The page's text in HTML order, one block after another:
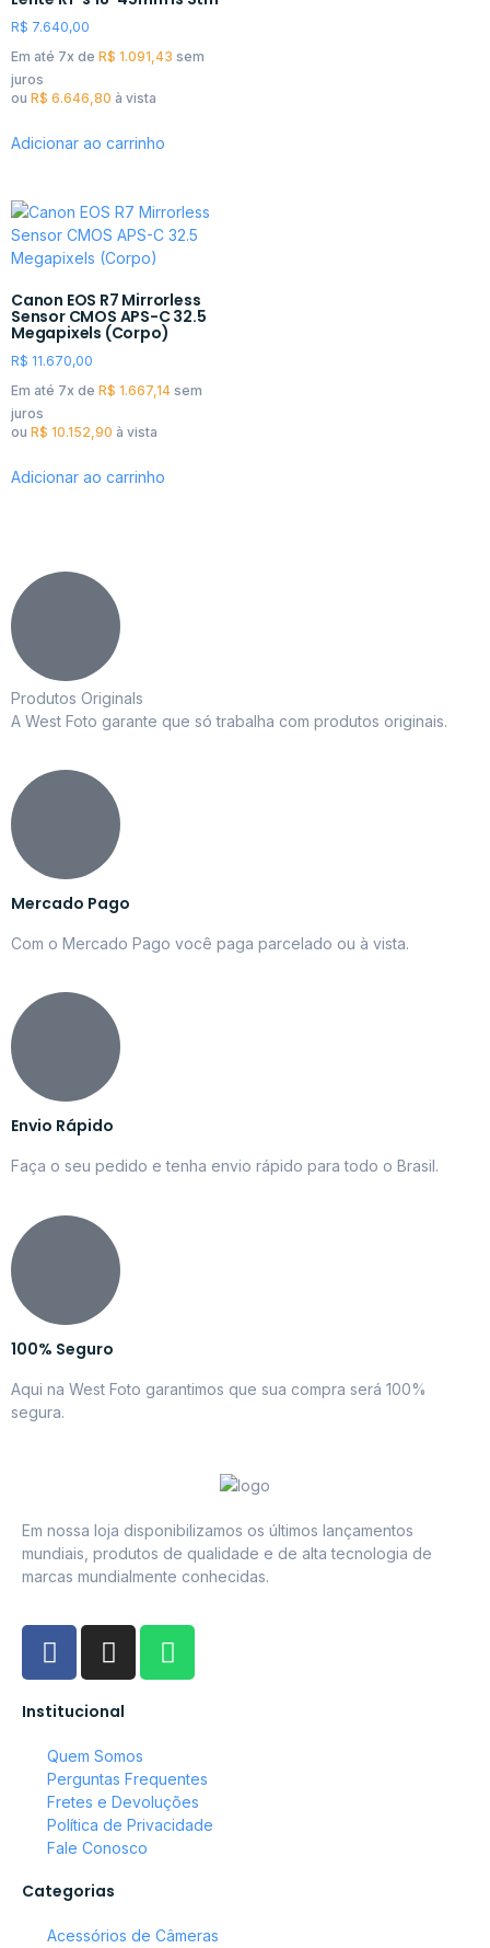
R$ 7.640,00
Em até 7x de R$ 1.091,43 sem
juros
ou R$ 6.646,80 à vista
Adicionar ao carrinho
Canon EOS R7 Mirrorless
Sensor CMOS APS-C 32.5
Megapixels (Corpo)
R$ 11.670,00
Em até 7x de R$ 1.667,14 sem
juros
ou R$ 10.152,90 à vista
Adicionar ao carrinho
Produtos Originals
A West Foto garante que só trabalha com produtos originais.
Mercado Pago
Com o Mercado Pago você paga parcelado ou à vista.
Envio Rápido
Faça o seu pedido e tenha envio rápido para todo o Brasil.
100% Seguro
Aqui na West Foto garantimos que sua compra será 100%
segura.
Em nossa loja disponibilizamos os últimos lançamentos
mundiais, produtos de qualidade e de alta tecnologia de
marcas mundialmente conhecidas.
Institucional
Quem Somos
Perguntas Frequentes
Fretes e Devoluções
Política de Privacidade
Fale Conosco
Categorias
Acessórios de Câmeras